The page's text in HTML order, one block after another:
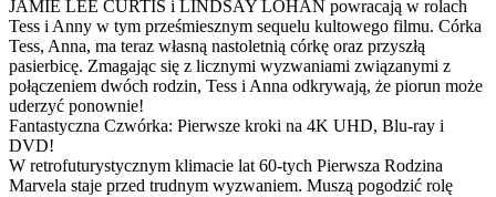
JAMIE LEE CURTIS i LINDSAY LOHAN powracają w rolach
Tess i Anny w tym prześmiesznym sequelu kultowego filmu. Córka
Tess, Anna, ma teraz własną nastoletnią córkę oraz przyszłą
pasierbicę. Zmagając się z licznymi wyzwaniami związanymi z
połączeniem dwóch rodzin, Tess i Anna odkrywają, że piorun może
uderzyć ponownie!
Fantastyczna Czwórka: Pierwsze kroki na 4K UHD, Blu-ray i
DVD!
W retrofuturystycznym klimacie lat 60-tych Pierwsza Rodzina
Marvela staje przed trudnym wyzwaniem. Muszą pogodzić rolę